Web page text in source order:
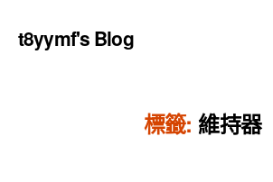
t8yymf's Blog
標籤: 維持器